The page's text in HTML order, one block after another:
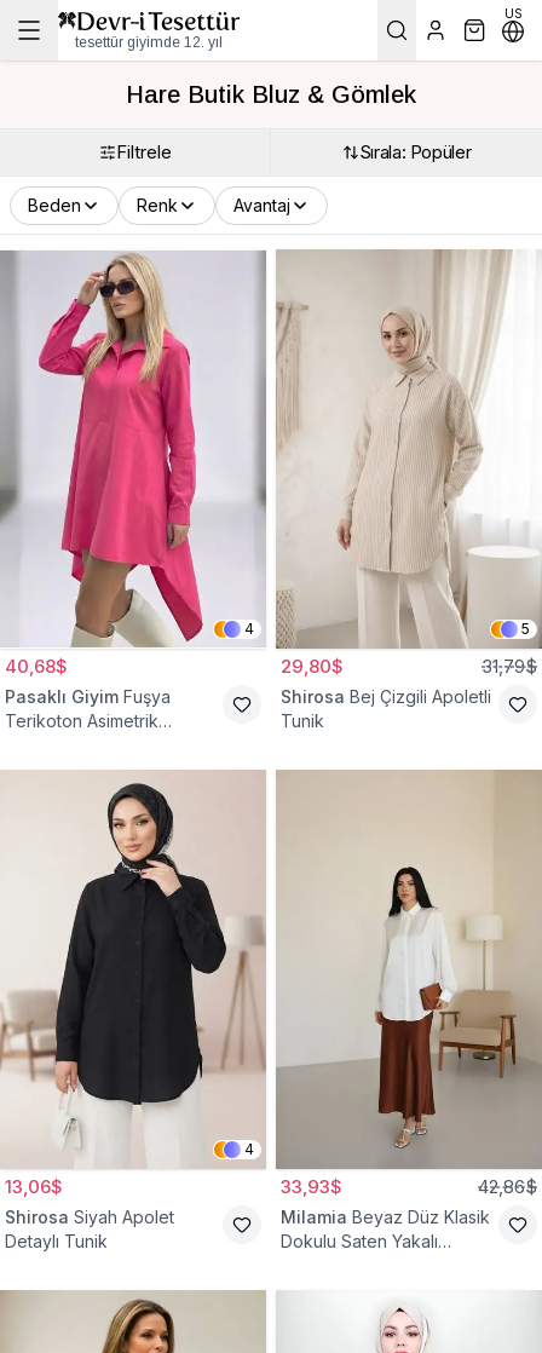
tesettür giyimde 12. yıl
US
Hare Butik Bluz & Gömlek
Filtrele Sırala: Popüler
Beden Renk Avantaj
4
40,68$
Pasaklı Giyim Fuşya
Terikoton Asimetrik
5
29,80$ 31,79$
Shirosa Bej Çizgili Apoletli
Tunik
4
13,06$
Shirosa Siyah Apolet
Detaylı Tunik
33,93$ 42,86$
Milamia Beyaz Düz Klasik
Dokulu Saten Yakalı